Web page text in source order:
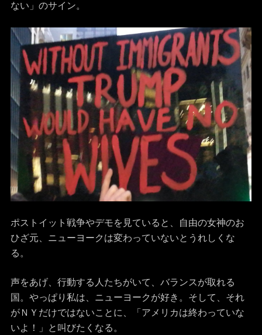
ない」のサイン。
ポストイット戦争やデモを見ていると、自由の女神のお
ひざ元、ニューヨークは変わっていないとうれしくな
る。
声をあげ、行動する人たちがいて、バランスが取れる
国。やっぱり私は、ニューヨークが好き。そして、それ
がＮＹだけではないことに、「アメリカは終わっていな
いよ！」と叫びたくなる。